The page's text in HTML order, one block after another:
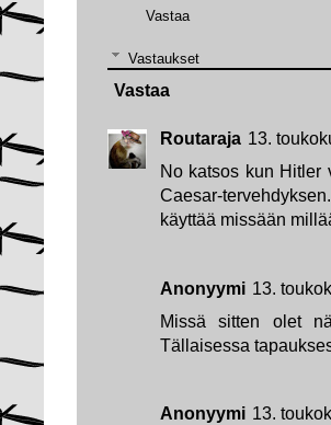
Vastaa
Vastaukset
Routaraja 13.
No katsos kun Hitler
Caesar-
käyttää missään
Anonyymi 13.
Missä sitten olet
Tällaisessa
Anonyymi 13.
Vastaa